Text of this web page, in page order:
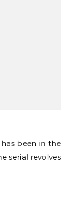
has been in the
serial revolves